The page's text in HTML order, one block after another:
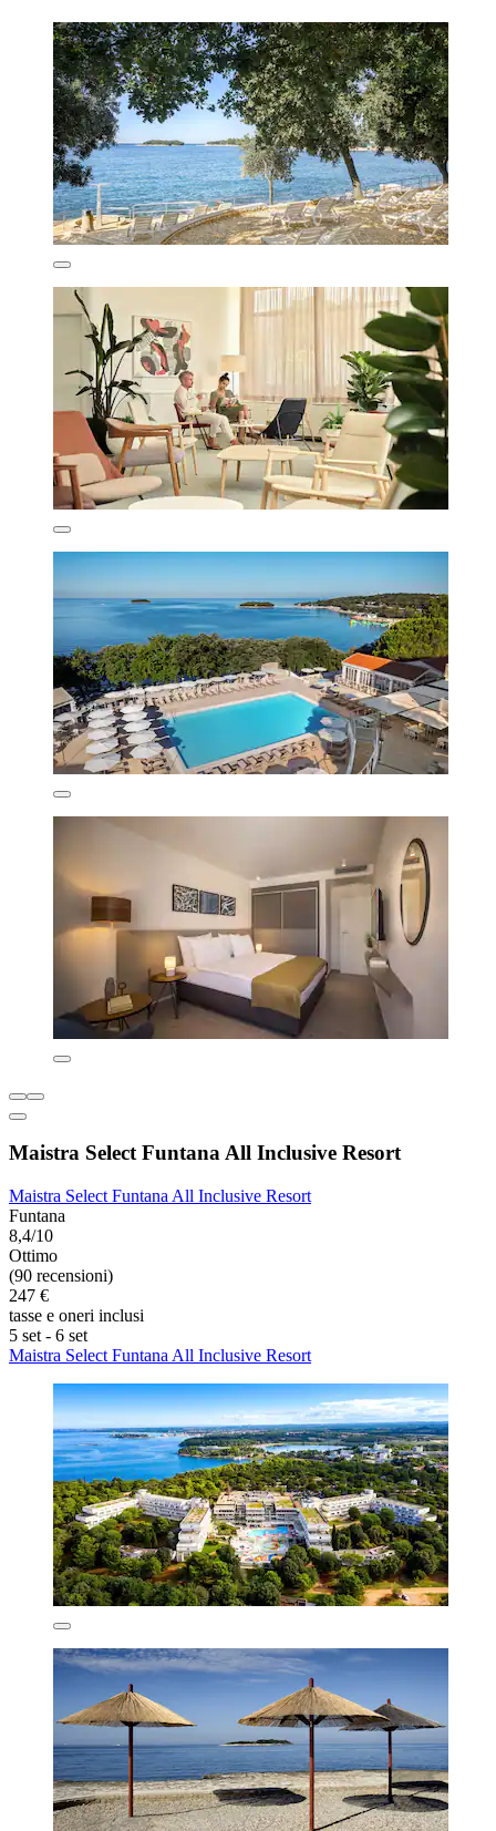
Maistra Select Funtana All Inclusive Resort
Maistra Select Funtana All Inclusive Resort
Funtana
8,4/10
Ottimo
(90 recensioni)
247 €
tasse e oneri inclusi
5 set - 6 set
Maistra Select Funtana All Inclusive Resort